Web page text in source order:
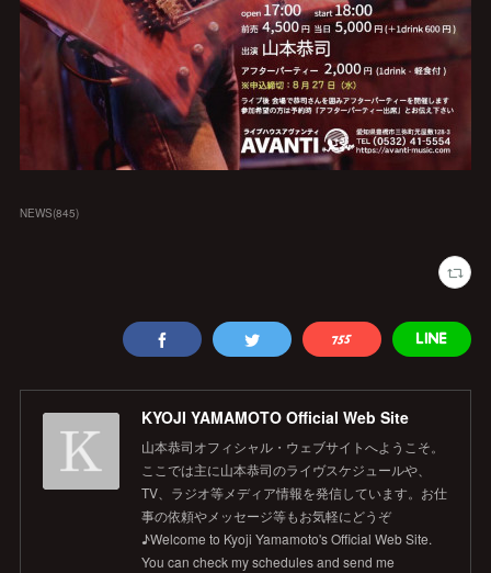
NEWS(845)
KYOJI YAMAMOTO Official Web Site
山本恭司オフィシャル・ウェブサイトへようこそ。
ここでは主に山本恭司のライヴスケジュールや、
TV、ラジオ等メディア情報を発信しています。お仕
事の依頼やメッセージ等もお気軽にどうぞ
♪Welcome to Kyoji Yamamoto's Official Web Site.
You can check my schedules and send me